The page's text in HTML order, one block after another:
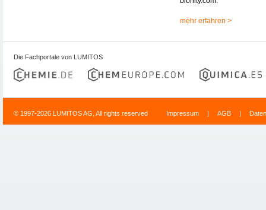
mehr erfahren >
Die Fachportale von LUMITOS
© 1997-2026 LUMITOS AG, All rights reserved Impressum | AGB |